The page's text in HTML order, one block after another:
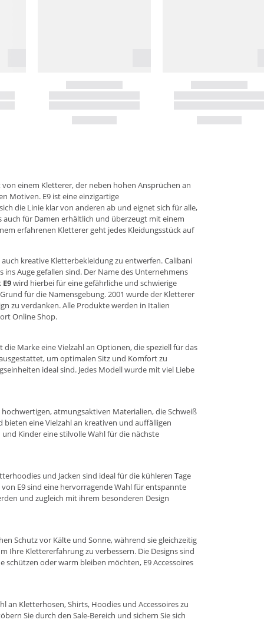
einem Kletterer, der neben hohen Ansprüchen an
Motiven. E9 ist eine einzigartige
die Linie klar von anderen ab und eignet sich für alle,
für Damen erhältlich und überzeugt mit einem
erfahrenen Kletterer geht jedes Kleidungsstück auf
kreative Kletterbekleidung zu entwerfen. Calibani
Auge gefallen sind. Der Name des Unternehmens
E9wird hierbei für eine gefährliche und schwierige
für die Namensgebung. 2001 wurde der Kletterer
zu verdanken. Alle Produkte werden in Italien
Online Shop.
Marke eine Vielzahl an Optionen, die speziell für das
um optimalen Sitz und Komfort zu
ideal sind. Jedes Modell wurde mit viel Liebe
atmungsaktiven Materialien, die Schweiß
eine Vielzahl an kreativen und auffälligen
Kinder eine stilvolle Wahl für die nächste
und Jacken sind ideal für die kühleren Tage
E9 sind eine hervorragende Wahl für entspannte
und zugleich mit ihrem besonderen Design
Schutz vor Kälte und Sonne, während sie gleichzeitig
Ihre Klettererfahrung zu verbessern. Die Designs sind
oder warm bleiben möchten, E9 Accessoires
an Kletterhosen, Shirts, Hoodies und Accessoires zu
Sie durch den Sale-Bereich und sichern Sie sich